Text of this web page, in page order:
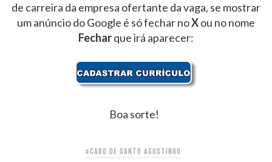
de carreira da empresa ofertante da vaga, se mostrar
um anúncio do Google é só fechar noXou no nome
Fecharque irá aparecer:
Boa sorte!
#CABO DE SANTO AGOSTINHO